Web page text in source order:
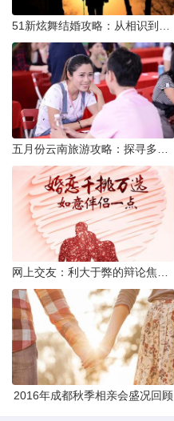
2016年成都秋季相亲会盛况回顾